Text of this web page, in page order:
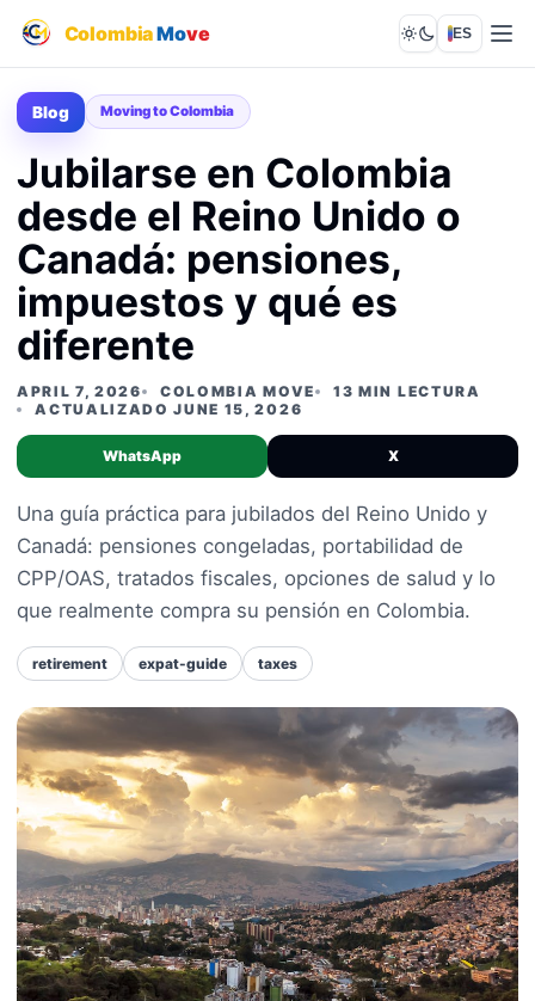
ColombiaMove Lights out
ES
Blog Moving to Colombia
Jubilarse en Colombia
desde el Reino Unido o
Canadá: pensiones,
impuestos y qué es
diferente
APRIL 7, 2026 COLOMBIA MOVE
13 MIN LECTURA
ACTUALIZADO JUNE 15, 2026
WhatsApp X
Una guía práctica para jubilados del Reino Unido y
Canadá: pensiones congeladas, portabilidad de
CPP/OAS, tratados fiscales, opciones de salud y lo
que realmente compra su pensión en Colombia.
retirement expat-guide taxes